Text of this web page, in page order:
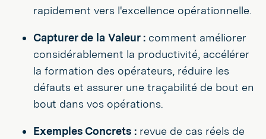
rapidement vers l'excellence opérationnelle.
Capturer de la Valeur : comment améliorer
considérablement la productivité, accélérer
la formation des opérateurs, réduire les
défauts et assurer une traçabilité de bout en
bout dans vos opérations.
Exemples Concrets : revue de cas réels de